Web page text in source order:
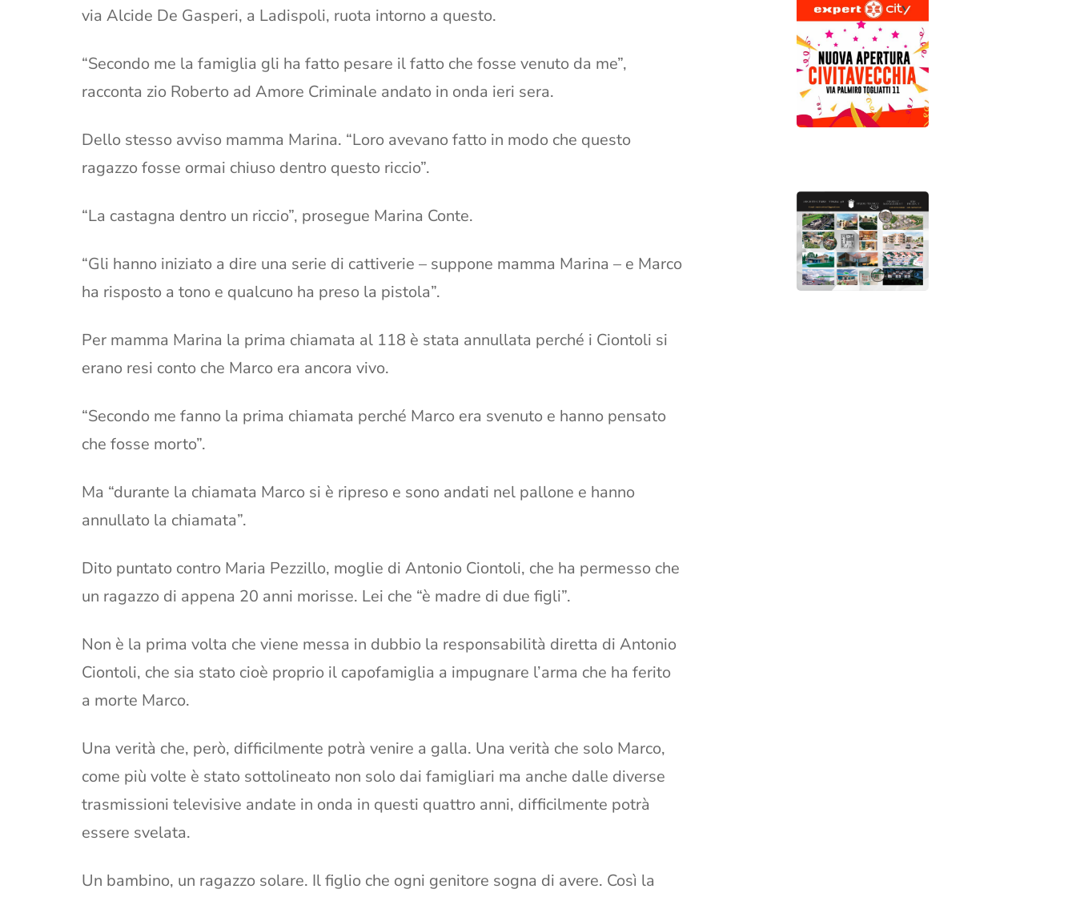
via Alcide De Gasperi, a Ladispoli, ruota intorno a questo.
“Secondo me la famiglia gli ha fatto pesare il fatto che fosse venuto da me”,
racconta zio Roberto ad Amore Criminale andato in onda ieri sera.
Dello stesso avviso mamma Marina. “Loro avevano fatto in modo che questo
ragazzo fosse ormai chiuso dentro questo riccio”.
“La castagna dentro un riccio”, prosegue Marina Conte.
“Gli hanno iniziato a dire una serie di cattiverie – suppone mamma Marina – e Marco
ha risposto a tono e qualcuno ha preso la pistola”.
Per mamma Marina la prima chiamata al 118 è stata annullata perché i Ciontoli si
erano resi conto che Marco era ancora vivo.
“Secondo me fanno la prima chiamata perché Marco era svenuto e hanno pensato
che fosse morto”.
Ma “durante la chiamata Marco si è ripreso e sono andati nel pallone e hanno
annullato la chiamata”.
Dito puntato contro Maria Pezzillo, moglie di Antonio Ciontoli, che ha permesso che
un ragazzo di appena 20 anni morisse. Lei che “è madre di due figli”.
Non è la prima volta che viene messa in dubbio la responsabilità diretta di Antonio
Ciontoli, che sia stato cioè proprio il capofamiglia a impugnare l’arma che ha ferito
a morte Marco.
Una verità che, però, difficilmente potrà venire a galla. Una verità che solo Marco,
come più volte è stato sottolineato non solo dai famigliari ma anche dalle diverse
trasmissioni televisive andate in onda in questi quattro anni, difficilmente potrà
essere svelata.
Un bambino, un ragazzo solare. Il figlio che ogni genitore sogna di avere. Così la